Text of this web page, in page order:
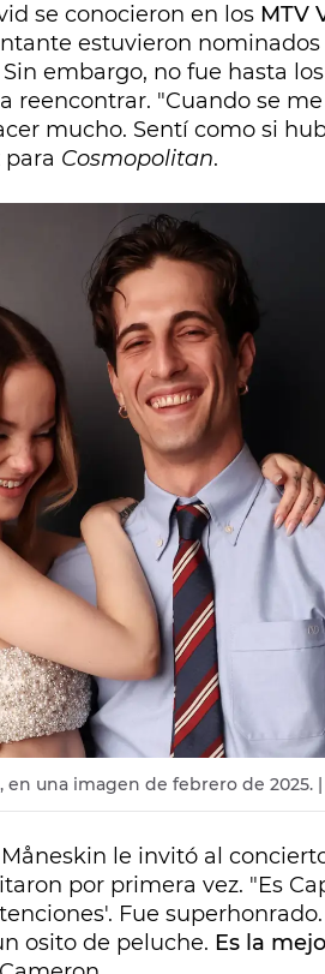
se conocieron en los MTV
estuvieron
embargo, no fue hasta
reencontrar. "Cuando se
mucho. Sentí como si
para Cosmopolitan.
en una imagen de febrero de 2025.
le invitó al
por primera vez. "Es
Fue
osito de peluche. Es la